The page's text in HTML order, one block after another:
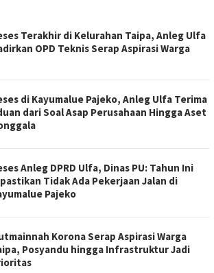
Terakhir di Kelurahan Taipa, Anleg Ulfa
OPD Teknis Serap Aspirasi Warga
di Kayumalue Pajeko, Anleg Ulfa Terima
dari Soal Asap Perusahaan Hingga Aset
Anleg DPRD Ulfa, Dinas PU: Tahun Ini
Tidak Ada Pekerjaan Jalan di
Pajeko
Korona Serap Aspirasi Warga
Posyandu hingga Infrastruktur Jadi